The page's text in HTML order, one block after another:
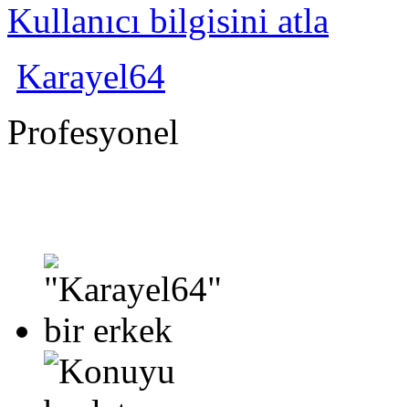
Kullanıcı bilgisini atla
Karayel64
Profesyonel